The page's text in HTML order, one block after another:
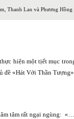
Thanh Lan và Phương Hồng
hiện một tịết mục
đề «Hát Với Thần
tâm rất ngại ngùng: «…